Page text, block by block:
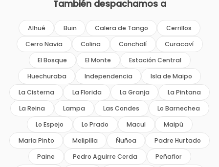
También despachamos a
Alhué Buin Calera de Tango
Cerrillos
Cerro Navia
Colina Conchalí
Curacaví
El Bosque
El Monte
Estación Central
Huechuraba
Independencia
Isla de Maipo
La Cisterna
La Florida La Granja
La Pintana
La Reina
Lampa Las Condes
Lo Barnechea
Lo Espejo
Lo Prado Macul
Maipú
María Pinto
Melipilla Ñuñoa
Padre Hurtado
Paine
Pedro Aguirre Cerda Peñaflor